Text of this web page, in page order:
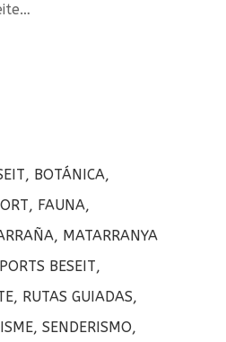
, BOTÁNICA,
, FAUNA,
, MATARRANYA
PORTS BESEIT,
, RUTAS GUIADAS,
, SENDERISMO,